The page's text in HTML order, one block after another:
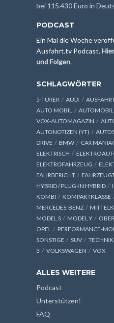
bei 115.430 Euro in
PODCAST
Ein Mal die Woche
Ausfahrt.tv Podcast.
und Folgen.
SCHLAGWÖRTER
5-TÜRER AUDI
AUTO MOBIL
AUTOMOBIL
VOX-AUTOMAGAZIN
AUTONOTIZEN (YT)
DRIVE
BMW CAR
ELEKTRISCH
ELEKTROFAHRZEUG
FAHRBERICHT
HYBRID / PLUG-IN HYBRID
KOMBI
KOMPAKTKLASSE
MERCEDES-BENZ
MODEL S
MODEL Y
OPEL
PERFORMANCE-
SONSTIGE
SUV TECHNIK
3
VOLKSWAGEN VOX
ALLES WEITERE
Podcast
Unterstützen!
FAQ